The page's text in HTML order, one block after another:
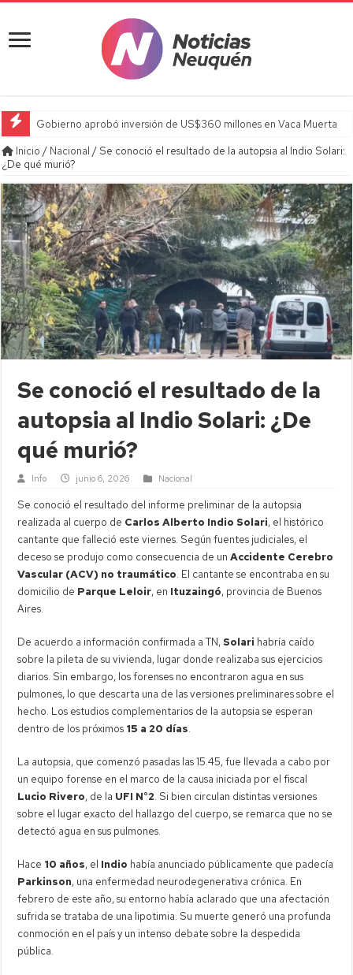
Gobierno aprobó inversión de US$360 millones en Vaca Muerta
Inicio / Nacional / Se conoció el resultado de la autopsia al Indio Solari:
¿De qué murió?
Se conoció el resultado de la
autopsia al Indio Solari: ¿De
qué murió?
Info junio 6, 2026 Nacional
Se conoció el resultado del informe preliminar de la autopsia
realizada al cuerpo de Carlos Alberto Indio Solari, el histórico
cantante que falleció este viernes. Según fuentes judiciales, el
deceso se produjo como consecuencia de unAccidente Cerebro
Vascular (ACV) no traumático. El cantante se encontraba en su
domicilio de Parque Leloir, en Ituzaingó, provincia de Buenos
Aires.
De acuerdo a información confirmada a TN, Solari habría caído
sobre la pileta de su vivienda, lugar donde realizaba sus ejercicios
diarios. Sin embargo, los forenses no encontraron agua en sus
pulmones, lo que descarta una de las versiones preliminares sobre el
hecho. Los estudios complementarios de la autopsia se esperan
dentro de los próximos 15 a 20 días.
La autopsia, que comenzó pasadas las 15.45, fue llevada a cabo por
un equipo forense en el marco de la causa iniciada por el fiscal
Lucio Rivero, de la UFI N°2. Si bien circulan distintas versiones
sobre el lugar exacto del hallazgo del cuerpo, se remarca que no se
detectó agua en sus pulmones.
Hace 10 años, el Indio había anunciado públicamente que padecía
Parkinson, una enfermedad neurodegenerativa crónica. En
febrero de este año, su entorno había aclarado que una afectación
sufrida se trataba de una lipotimia. Su muerte generó una profunda
conmoción en el país y un intenso debate sobre la despedida
pública.